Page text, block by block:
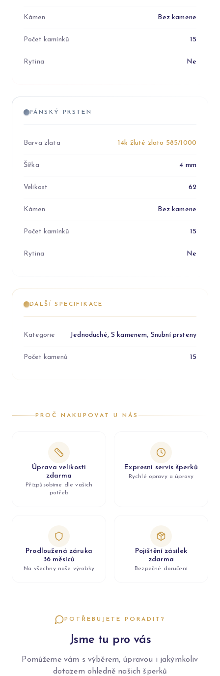
Kámen Bez kamene
Počet kamínků 15
Rytina Ne
PÁNSKÝ PRSTEN
Barva zlata 14k žluté zlato 585/1000
Šířka 4 mm
Velikost 62
Kámen Bez kamene
Počet kamínků 15
Rytina Ne
DALŠÍ SPECIFIKACE
Kategorie Jednoduché, S kamenem, Snubní prsteny
Počet kamenů 15
PROČ NAKUPOVAT U NÁS
Úprava velikosti
zdarma
Přizpůsobíme dle vašich
potřeb
Expresní servis šperků
Rychlé opravy a úpravy
Prodloužená záruka
36 měsíců
Na všechny naše výrobky
Pojištění zásilek
zdarma
Bezpečné doručení
POTŘEBUJETE PORADIT?
Jsme tu pro vás
Pomůžeme vám s výběrem, úpravou i jakýmkoliv
dotazem ohledně našich šperků